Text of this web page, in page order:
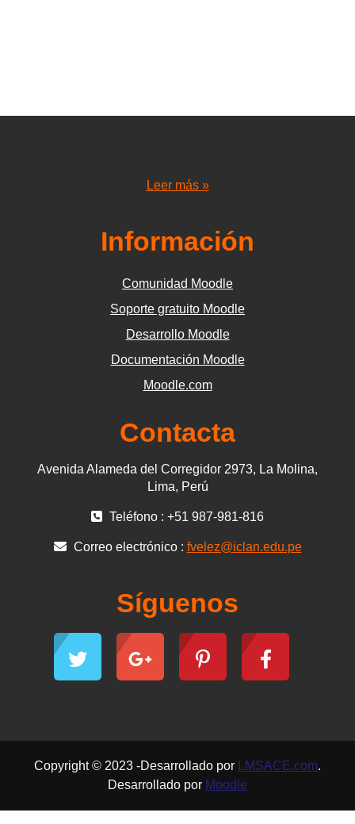
Leer más »
Información
Comunidad Moodle
Soporte gratuito Moodle
Desarrollo Moodle
Documentación Moodle
Moodle.com
Contacta
Avenida Alameda del Corregidor 2973, La Molina,
Lima, Perú
Teléfono : +51 987-981-816
Correo electrónico : fvelez@iclan.edu.pe
Síguenos
Copyright © 2023 -Desarrollado por LMSACE.com.
Desarrollado por Moodle